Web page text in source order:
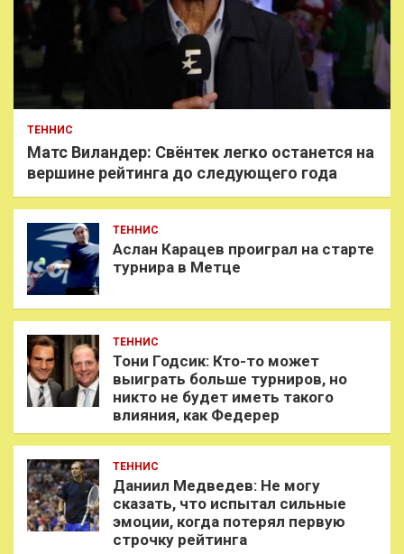
ТЕННИС
Матс Виландер: Свёнтек легко останется на
вершине рейтинга до следующего года
ТЕННИС
Аслан Карацев проиграл на старте
турнира в Метце
ТЕННИС
Тони Годсик: Кто-то может
выиграть больше турниров, но
никто не будет иметь такого
влияния, как Федерер
ТЕННИС
Даниил Медведев: Не могу
сказать, что испытал сильные
эмоции, когда потерял первую
строчку рейтинга